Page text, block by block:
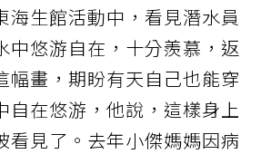
海生館活動中，看見潛水員
中悠游自在，十分羨慕，返
幅畫，期盼有天自己也能穿
自在悠游，他說，這樣身上
看見了。去年小傑媽媽因病